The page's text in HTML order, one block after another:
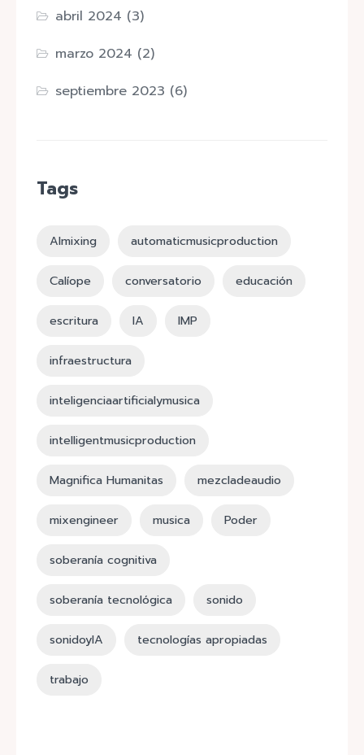
abril 2024 (3)
marzo 2024 (2)
septiembre 2023 (6)
Tags
AImixing automaticmusicproduction
Calíope conversatorio educación
escritura IA IMP
infraestructura
inteligenciaartificialymusica
intelligentmusicproduction
Magnifica Humanitas mezcladeaudio
mixengineer musica Poder
soberanía cognitiva
soberanía tecnológica sonido
sonidoyIA tecnologías apropiadas
trabajo